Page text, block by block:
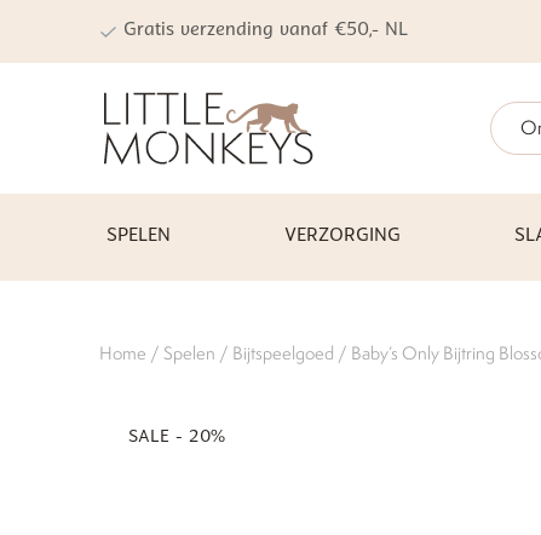
Gratis verzending vanaf €50,- NL
SPELEN VERZORGING
Home / Spelen / Bijtspeelgoed / Baby’s Only Bijtring
SALE - 20%